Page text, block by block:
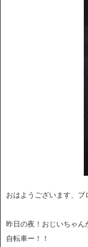
おはようございます、
昨日の夜！おじいちゃん
自転車ー！！